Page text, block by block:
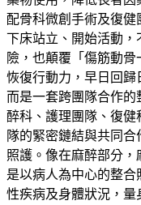
配骨科微創手術及復
下床站立、開始活動
險，也顛覆「傷筋動
恢復行動力，早日回歸
而是一套跨團隊合作
醉科、護理團隊、復健
隊的緊密鏈結與共同
照護。像在麻醉部分
是以病人為中心的整
性疾病及身體狀況，